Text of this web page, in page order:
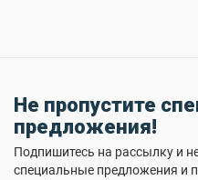
Не пропустите
предложения!
Подпишитесь на рассылку и
специальные предложения и